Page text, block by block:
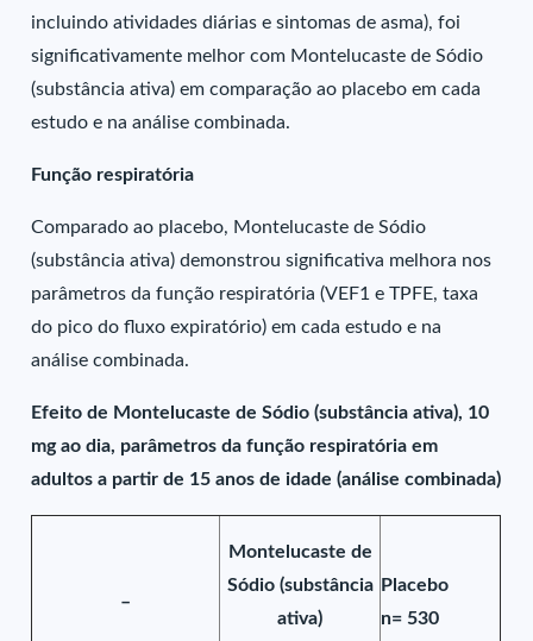
incluindo atividades diárias e sintomas de asma), foi
significativamente melhor com Montelucaste de Sódio
(substância ativa) em comparação ao placebo em cada
estudo e na análise combinada.
Função respiratória
Comparado ao placebo, Montelucaste de Sódio
(substância ativa) demonstrou significativa melhora nos
parâmetros da função respiratória (VEF1 e TPFE, taxa
do pico do fluxo expiratório) em cada estudo e na
análise combinada.
Efeito de Montelucaste de Sódio (substância ativa), 10
mg ao dia, parâmetros da função respiratória em
adultos a partir de 15 anos de idade (análise combinada)
–
Montelucaste de
Sódio (substância
ativa)
Placebo
n= 530